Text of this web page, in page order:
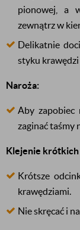
pionowej, a
zewnątrz w
Delikatnie
styku krawędzi
Naroża:
Aby zapobiec
zaginać taśmy
Klejenie
Krótsze
krawędziami.
Nie skręcać i